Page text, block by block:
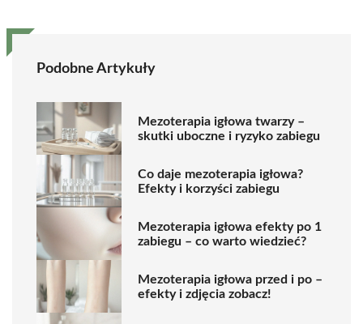
Podobne Artykuły
Mezoterapia igłowa twarzy –
skutki uboczne i ryzyko zabiegu
Co daje mezoterapia igłowa?
Efekty i korzyści zabiegu
Mezoterapia igłowa efekty po 1
zabiegu – co warto wiedzieć?
Mezoterapia igłowa przed i po –
efekty i zdjęcia zobacz!